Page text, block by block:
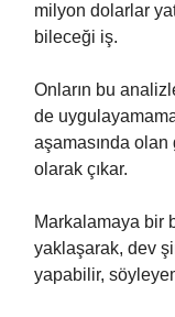
milyon dolarlar
bileceği iş.
Onların bu
de
aşamasında
olarak çıkar.
Markalamaya bir
yaklaşarak, dev
yapabilir,